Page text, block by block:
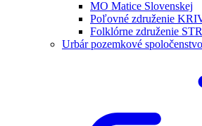
MO Matice Slovenskej
Poľovné združenie
Folklórne združenie
Urbár pozemkové spoločenstvo